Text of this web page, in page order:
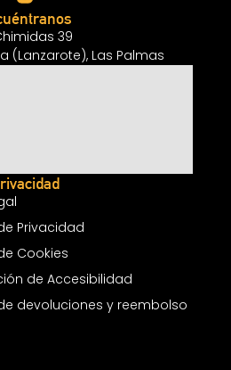
39
(Lanzarote), Las Palmas
Privacidad
Cookies
de Accesibilidad
devoluciones y reembolso